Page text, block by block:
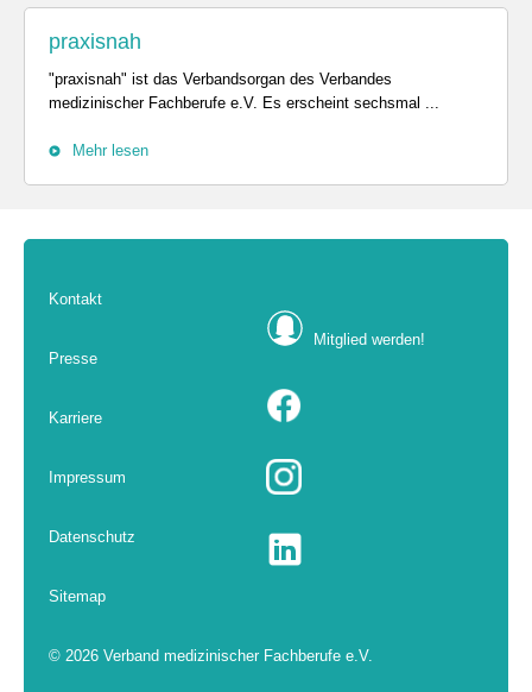
praxisnah
"praxisnah" ist das Verbandsorgan des Verbandes
medizinischer Fachberufe e.V. Es erscheint sechsmal ...
Mehr lesen
Kontakt
Presse
Karriere
Impressum
Datenschutz
Sitemap
Mitglied werden!
© 2026 Verband medizinischer Fachberufe e.V.